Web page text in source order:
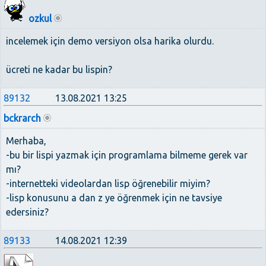
ozkul
incelemek için demo versiyon olsa harika olurdu.
ücreti ne kadar bu lispin?
89132
13.08.2021 13:25
bckrarch
Merhaba,
-bu bir lispi yazmak için programlama bilmeme gerek var
mı?
-internetteki videolardan lisp öğrenebilir miyim?
-lisp konusunu a dan z ye öğrenmek için ne tavsiye
edersiniz?
89133 14.08.2021 12:39